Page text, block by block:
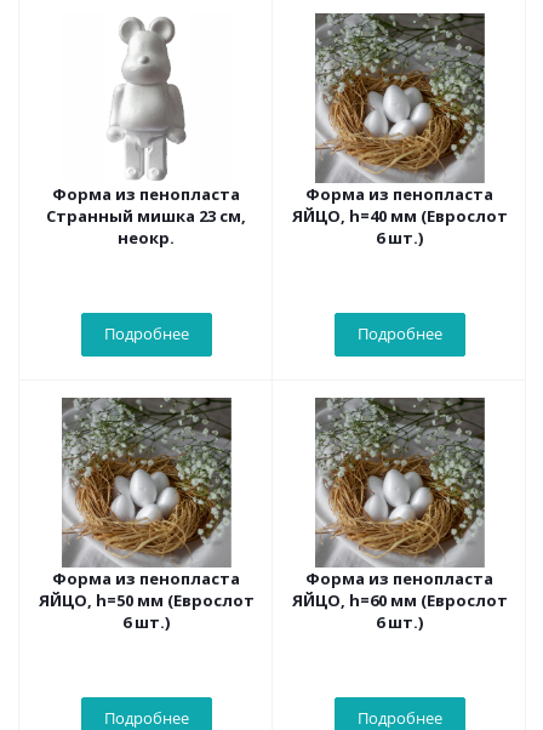
Форма из пенопласта
Странный мишка 23 см,
неокр.
Подробнее
Форма из пенопласта
ЯЙЦО, h=40 мм (Еврослот
6 шт.)
Подробнее
Форма из пенопласта
ЯЙЦО, h=50 мм (Еврослот
6 шт.)
Подробнее
Форма из пенопласта
ЯЙЦО, h=60 мм (Еврослот
6 шт.)
Подробнее